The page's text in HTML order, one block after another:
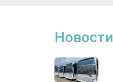
Новости